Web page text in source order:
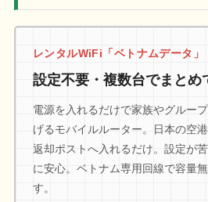
レンタルWiFi「ベトナムデータ」
設定不要・複数台でまとめ
電源を入れるだけで家族やグルー
げるモバイルルーター。日本の空
返却ポストへ入れるだけ。設定が
に安心。ベトナム専用回線で容量
す。